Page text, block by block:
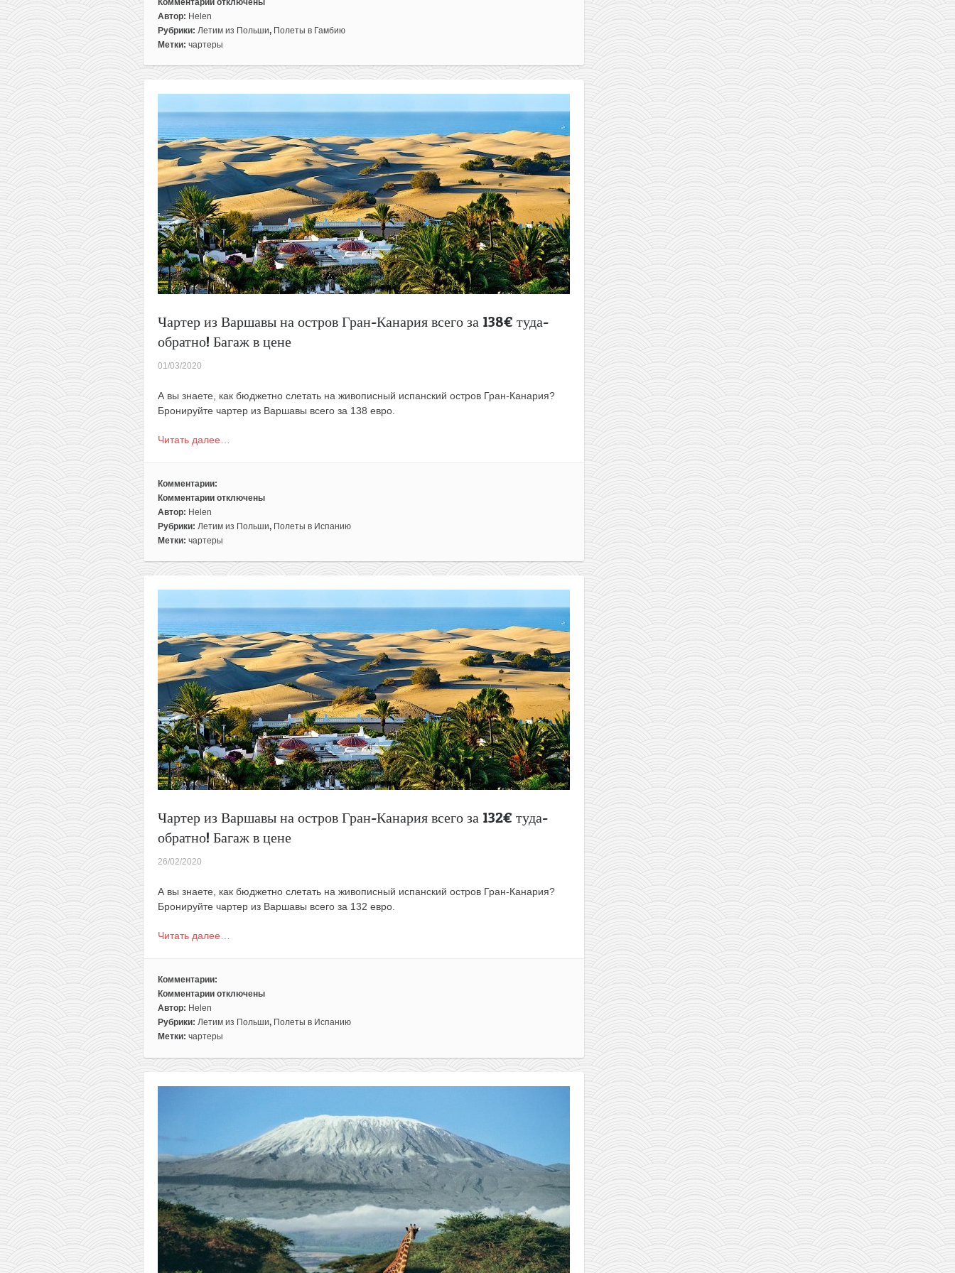
к
записи
Горящий
экзотическую
Гамбию
всего
за
242€
туда-
обратно!
Автор: Helen
Рубрики: Летим из Польши, Полеты в Гамбию
Метки: чартеры
Чартер из Варшавы на остров Гран-Канария всего за 138€ туда-
обратно! Багаж в цене
01/03/2020
А вы знаете, как бюджетно слетать на живописный испанский остров Гран-Канария?
Бронируйте чартер из Варшавы всего за 138 евро.
Читать далее…
Комментарии:
Комментарии
к
записи
Чартер
Варшавы
Гран-
Канария
всего
за
138€
туда-
обратно!
Багаж
в
цене
отключены
Автор: Helen
Рубрики: Летим из Польши, Полеты в Испанию
Метки: чартеры
Чартер из Варшавы на остров Гран-Канария всего за 132€ туда-
обратно! Багаж в цене
26/02/2020
А вы знаете, как бюджетно слетать на живописный испанский остров Гран-Канария?
Бронируйте чартер из Варшавы всего за 132 евро.
Читать далее…
Комментарии:
Комментарии
к
записи
Чартер
Варшавы
132€
туда-
обратно!
Багаж
в
цене
отключены
Автор: Helen
Рубрики: Летим из Польши, Полеты в Испанию
Метки: чартеры